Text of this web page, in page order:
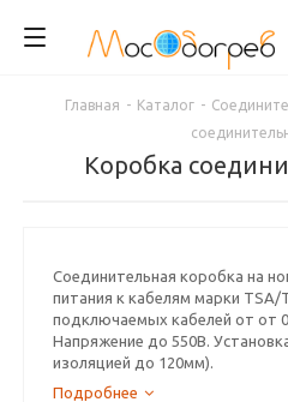
Главная - Каталог -
Коробка
Соединительная коробка на
питания к кабелям марки TSA/
подключаемых кабелей от от
Напряжение до 550В.
изоляцией до 120мм).
Подробнее